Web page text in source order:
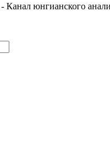
- Канал юнгианского